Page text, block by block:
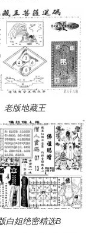
老版地藏王
白姐绝密精选B